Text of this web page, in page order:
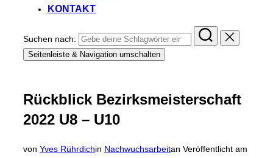
KONTAKT
Suchen nach:
Seitenleiste & Navigation umschalten
Rückblick Bezirksmeisterschaft
2022 U8 – U10
von Yves Rührdichin Nachwuchsarbeitan Veröffentlicht am